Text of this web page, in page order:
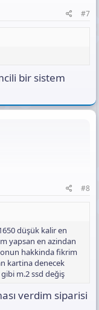
#7
bir sistem
#8
düşük kalir en
yapsan en azindan
hakkinda fikrim
kartina denecek
m.2 ssd değiş
verdim siparisi